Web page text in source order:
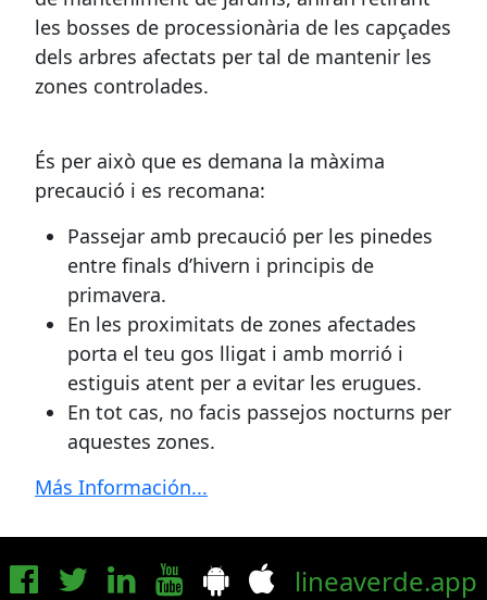
les bosses de processionària de les capçades
dels arbres afectats per tal de mantenir les
zones controlades.
És per això que es demana la màxima
precaució i es recomana:
Passejar amb precaució per les pinedes
entre finals d’hivern i principis de
primavera.
En les proximitats de zones afectades
porta el teu gos lligat i amb morrió i
estiguis atent per a evitar les erugues.
En tot cas, no facis passejos nocturns per
aquestes zones.
Más Información...
lineaverde.app